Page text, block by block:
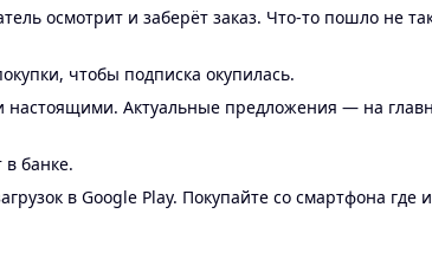
осмотрит и заберёт заказ. Что-то пошло не
чтобы подписка окупилась.
настоящими. Актуальные предложения — на
банке.
в Google Play. Покупайте со смартфона где и